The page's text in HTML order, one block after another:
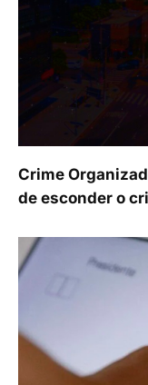
Crime
de esconder o